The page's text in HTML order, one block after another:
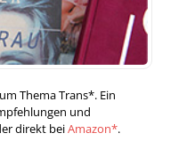
Thema Trans*. Ein
und
direkt beiAmazon*.